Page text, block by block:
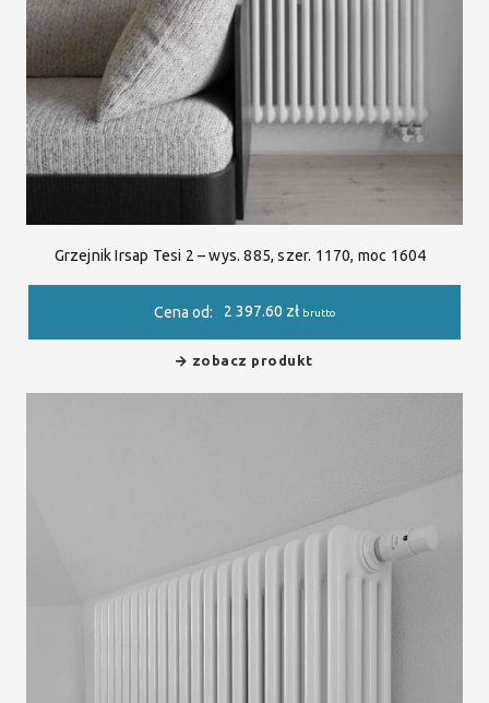
Grzejnik Irsap Tesi 2 – wys. 885, szer. 1170, moc 1604
Cena od: 2 397.60 zł brutto
zobacz produkt